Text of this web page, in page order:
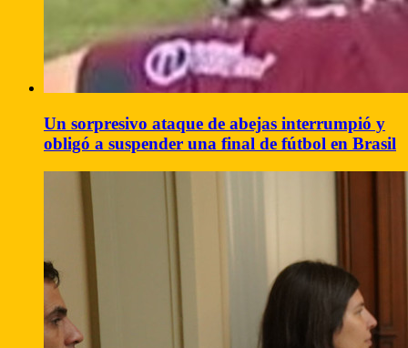
Un sorpresivo ataque de abejas interrumpió y
obligó a suspender una final de fútbol en Brasil